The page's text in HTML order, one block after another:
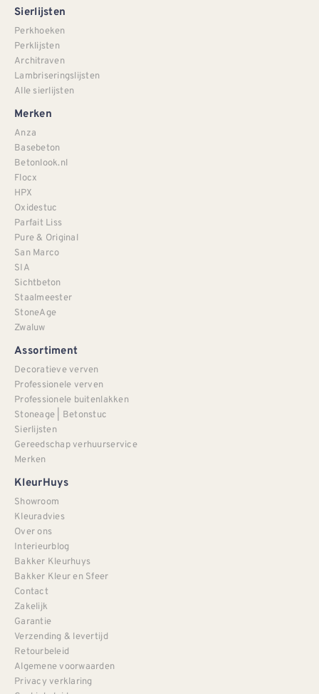
Sierlijsten
Perkhoeken
Perklijsten
Architraven
Lambriseringslijsten
Alle sierlijsten
Merken
Anza
Basebeton
Betonlook.nl
Flocx
HPX
Oxidestuc
Parfait Liss
Pure & Original
San Marco
SIA
Sichtbeton
Staalmeester
StoneAge
Zwaluw
Assortiment
Decoratieve verven
Professionele verven
Professionele buitenlakken
Stoneage | Betonstuc
Sierlijsten
Gereedschap verhuurservice
Merken
KleurHuys
Showroom
Kleuradvies
Over ons
Interieurblog
Bakker Kleurhuys
Bakker Kleur en Sfeer
Contact
Zakelijk
Garantie
Verzending & levertijd
Retourbeleid
Algemene voorwaarden
Privacy verklaring